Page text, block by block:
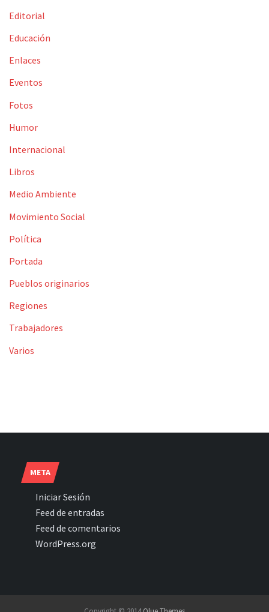
Editorial
Educación
Enlaces
Eventos
Fotos
Humor
Internacional
Libros
Medio Ambiente
Movimiento Social
Política
Portada
Pueblos originarios
Regiones
Trabajadores
Varios
META
Iniciar Sesión
Feed de entradas
Feed de comentarios
WordPress.org